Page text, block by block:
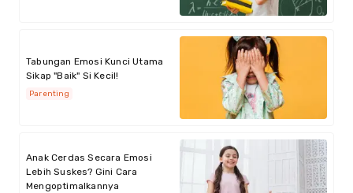
Tabungan Emosi Kunci Utama
Sikap "Baik" Si Kecil!
Parenting
Anak Cerdas Secara Emosi
Lebih Suskes? Gini Cara
Mengoptimalkannya